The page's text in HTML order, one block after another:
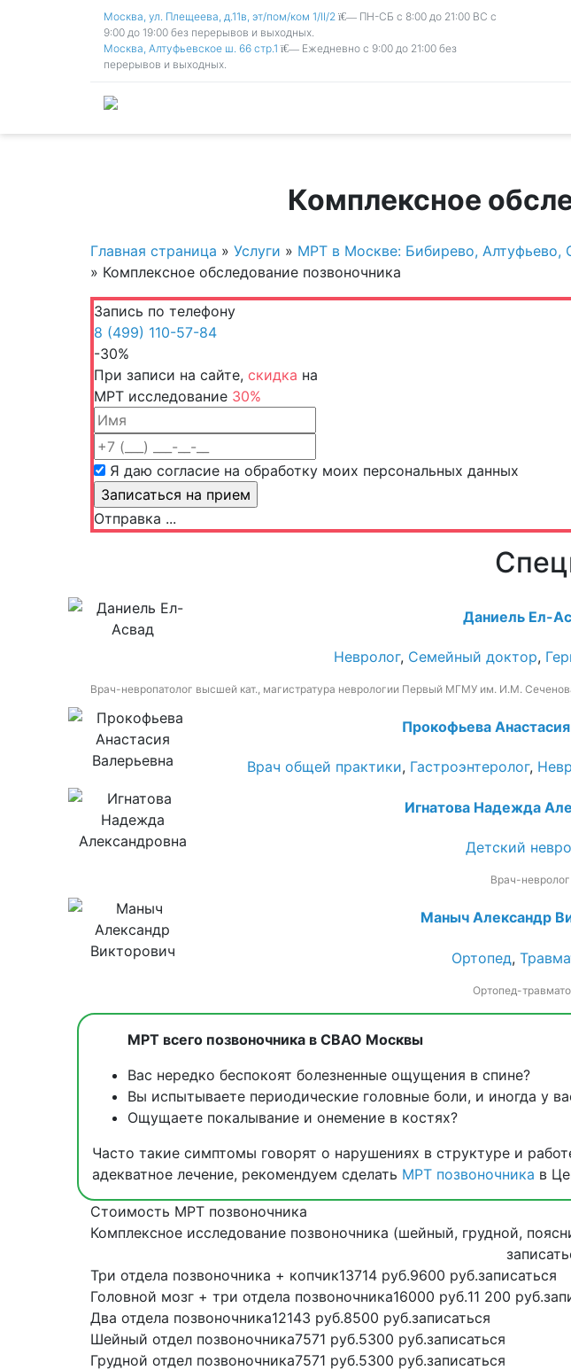
Москва, ул. Плещеева, д.11в, эт/пом/ком 1/II/2
ПН-СБ с 8:00 до 21:00 ВС с
9:00 до 19:00 без перерывов и выходных.
Москва, Алтуфьевское ш. 66 стр.1
Ежедневно с 9:00 до 21:00 без
перерывов и выходных.
Комплексное
Главная страница » Услуги » МРТ в Москве: Бибирево, Алтуфьево,
» Комплексное обследование позвоночника
Запись по телефону
8 (499) 110-57-84
-30%
При записи на сайте, скидка на
МРТ исследование 30%
Я даю согласие на обработку моих персональных данных
Отправка ...
Даниель Ел-
Невролог, Семейный доктор,
Врач-невропатолог высшей кат., магистратура неврологии Первый МГМУ им. И.М.
Прокофьева
Врач общей практики, Гастроэнтеролог,
Игнатова Надежда
Детский
Врач-невролог
Маныч Александр
Ортопед,
Ортопед-
МРТ всего позвоночника в СВАО Москвы
Вас нередко беспокоят болезненные ощущения в спине?
Вы испытываете периодические головные боли, и иногда у
Ощущаете покалывание и онемение в костях?
Часто такие симптомы говорят о нарушениях в структуре и
адекватное лечение, рекомендуем сделать МРТ позвоночника в
Стоимость МРТ позвоночника
Комплексное исследование позвоночника (шейный, грудной,
Три отдела позвоночника + копчик13714 руб.9600 руб.записаться
Головной мозг + три отдела позвоночника16000 руб.11 200 руб.
Два отдела позвоночника12143 руб.8500 руб.записаться
Шейный отдел позвоночника7571 руб.5300 руб.записаться
Грудной отдел позвоночника7571 руб.5300 руб.записаться